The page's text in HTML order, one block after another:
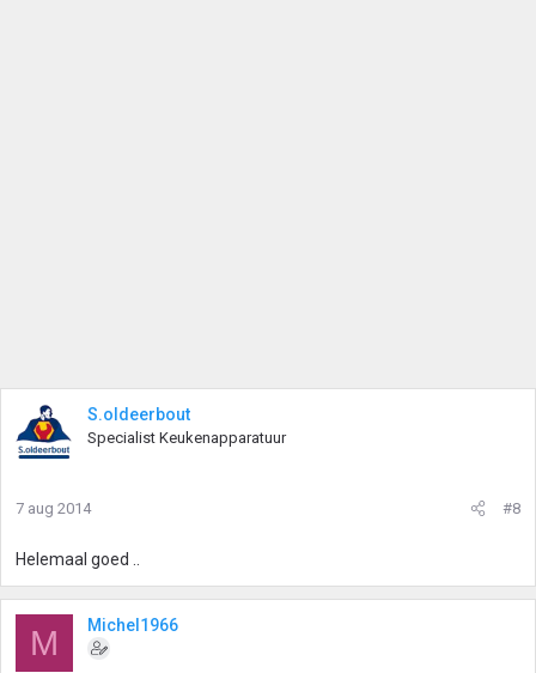
S.oldeerbout
Specialist Keukenapparatuur
7 aug 2014 #8
Helemaal goed ..
M Michel1966